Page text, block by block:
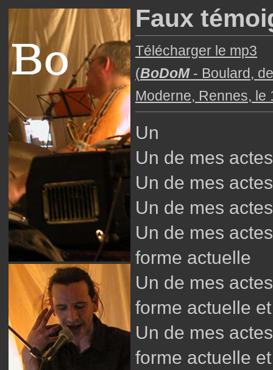
Faux
Télécharger le mp3
(BoDoM- Boulard,
Moderne, Rennes, le
Un
Un de mes
Un de mes
Un de mes
Un de mes
forme actuelle
Un de mes
forme actuelle
Un de mes
forme actuelle